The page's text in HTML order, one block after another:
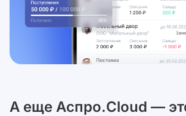
А еще Аспро.Cloud —